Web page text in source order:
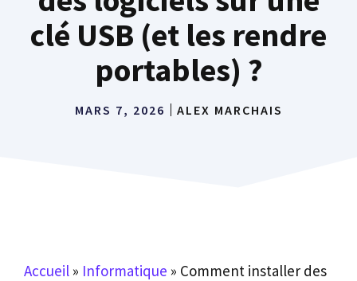
clé USB (et les rendre
portables) ?
MARS 7, 2026 ALEX MARCHAIS
Accueil » Informatique » Comment installer des